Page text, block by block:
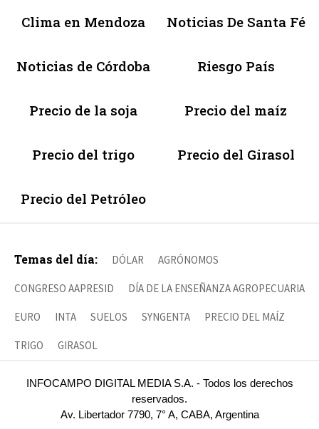
Clima en Mendoza Noticias De Santa Fé
Noticias de Córdoba Riesgo País
Precio de la soja Precio del maíz
Precio del trigo Precio del Girasol
Precio del Petróleo
Temas del día: DÓLAR AGRÓNOMOS
CONGRESO AAPRESID DÍA DE LA ENSEÑANZA AGROPECUARIA
EURO INTA SUELOS SYNGENTA PRECIO DEL MAÍZ
TRIGO GIRASOL
INFOCAMPO DIGITAL MEDIA S.A. - Todos los derechos
reservados.
Av. Libertador 7790, 7° A, CABA, Argentina